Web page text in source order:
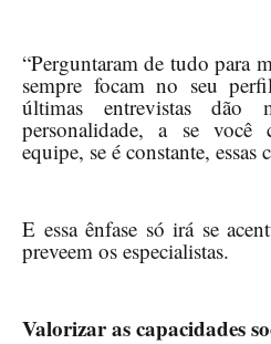
“Perguntaram de tudo para
sempre focam no seu
últimas entrevistas dão
personalidade, a se você
equipe, se é constante, essas
E essa ênfase só irá se
preveem os especialistas.
Valorizar as capacidades